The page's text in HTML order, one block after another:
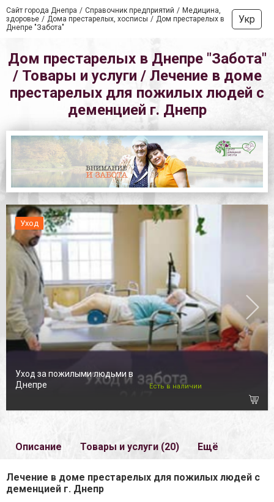
Сайт города Днепра Справочник предприятий
Медицина,
здоровье
Дома престарелых, хосписы
Дом престарелых в
Днепре "Забота"
Укр
Дом престарелых в Днепре "Забота"
/ Товары и услуги / Лечение в доме
престарелых для пожилых людей с
деменцией г. Днепр
Уход
Уход за пожилыми людьми в
Днепре
Есть в наличии
Описание Товары и услуги (20) Ещё
Лечение в доме престарелых для пожилых людей с
деменцией г. Днепр